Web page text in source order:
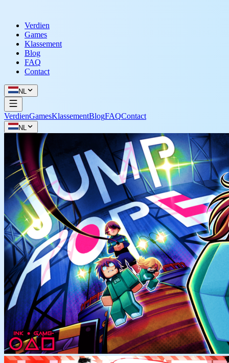
Verdien
Games
Klassement
Blog
FAQ
Contact
NL
VerdienGamesKlassementBlogFAQContact
NL